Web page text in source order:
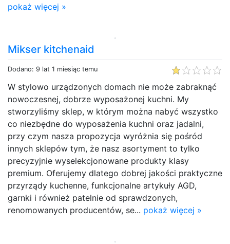
pokaż więcej »
Mikser kitchenaid
Dodano: 9 lat 1 miesiąc temu
W stylowo urządzonych domach nie może zabraknąć
nowoczesnej, dobrze wyposażonej kuchni. My
stworzyliśmy sklep, w którym można nabyć wszystko
co niezbędne do wyposażenia kuchni oraz jadalni,
przy czym nasza propozycja wyróżnia się pośród
innych sklepów tym, że nasz asortyment to tylko
precyzyjnie wyselekcjonowane produkty klasy
premium. Oferujemy dlatego dobrej jakości praktyczne
przyrządy kuchenne, funkcjonalne artykuły AGD,
garnki i również patelnie od sprawdzonych,
renomowanych producentów, se... pokaż więcej »